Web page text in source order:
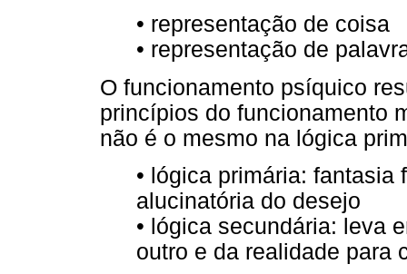
• representação de coisa
• representação de
O funcionamento psíquico
princípios do funcionamento
não é o mesmo na lógica
• lógica primária:
alucinatória do desejo
• lógica secundária: leva
outro e da realidade para